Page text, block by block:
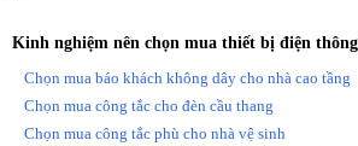
Kinh nghiệm nên chọn mua thiết bị điện
Chọn mua báo khách không dây cho nhà cao tầng
Chọn mua công tắc cho đèn cầu thang
Chọn mua công tắc phù cho nhà vệ sinh